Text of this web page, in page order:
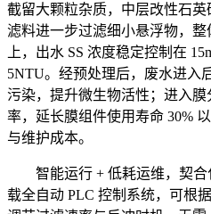
截留大颗粒杂质，中层改性石
滤料进一步过滤细小悬浮物，整
上，出水 SS 浓度稳定控制在
5NTU。经预处理后，废水进入
污染，提升微生物活性；进入
率，延长膜组件使用寿命 30%
与维护成本。
智能运行 + 低耗运维，契
载全自动 PLC 控制系统，可根